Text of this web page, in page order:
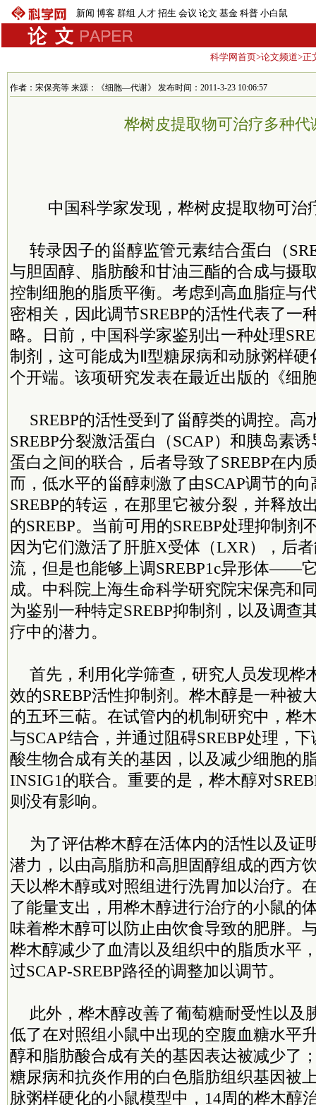
新闻 博客 群组 人才 招生 会议 论文 基金 科普 小白鼠
科学网首页>论文频道>正
作者：宋保亮等 来源：《细胞—代谢》 发布时间：2011-3-23 10:06:57
桦树皮提取物可治疗多种代
中国科学家发现，桦树皮提取物可治
转录因子的甾醇监管元素结合蛋白（
与胆固醇、脂肪酸和甘油三酯的合成与摄
控制细胞的脂质平衡。考虑到高血脂症与
密相关，因此调节SREBP的活性代表了一
略。日前，中国科学家鉴别出一种处理
制剂，这可能成为Ⅱ型糖尿病和动脉粥样
个开端。该项研究发表在最近出版的《细
SREBP的活性受到了甾醇类的调控。高
SREBP分裂激活蛋白（SCAP）和胰岛素
蛋白之间的联合，后者导致了SREBP在内
而，低水平的甾醇刺激了由SCAP调节的
SREBP的转运，在那里它被分裂，并释放
的SREBP。当前可用的SREBP处理抑制剂
因为它们激活了肝脏X受体（LXR），后
流，但是也能够上调SREBP1c异形体——
成。中科院上海生命科学研究院宋保亮和
为鉴别一种特定SREBP抑制剂，以及调查
疗中的潜力。
首先，利用化学筛查，研究人员发现桦
效的SREBP活性抑制剂。桦木醇是一种被
的五环三萜。在试管内的机制研究中，桦
与SCAP结合，并通过阻碍SREBP处理，
酸生物合成有关的基因，以及减少细胞的
INSIG1的联合。重要的是，桦木醇对
则没有影响。
为了评估桦木醇在活体内的活性以及证
潜力，以由高脂肪和高胆固醇组成的西方
天以桦木醇或对照组进行洗胃加以治疗。
了能量支出，用桦木醇进行治疗的小鼠的
味着桦木醇可以防止由饮食导致的肥胖。
桦木醇减少了血清以及组织中的脂质水平
过SCAP-SREBP路径的调整加以调节。
此外，桦木醇改善了葡萄糖耐受性以及
低了在对照组小鼠中出现的空腹血糖水平
醇和脂肪酸合成有关的基因表达被减少了
糖尿病和抗炎作用的白色脂肪组织基因被
脉粥样硬化的小鼠模型中，14周的桦木醇